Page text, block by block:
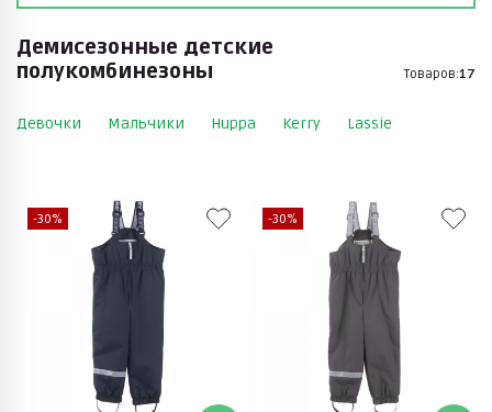
Демисезонные детские
полукомбинезоны
Товаров:17
Девочки Мальчики Huppa Kerry Lassie
-30% -30%